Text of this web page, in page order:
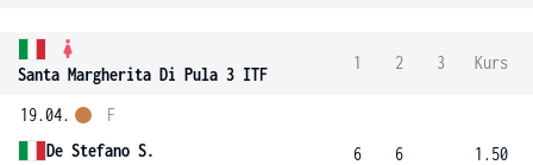
Santa Margherita Di Pula 3 ITF
1 2 3 Kurs
19.04.
De Stefano S.
F
6
6
1.50